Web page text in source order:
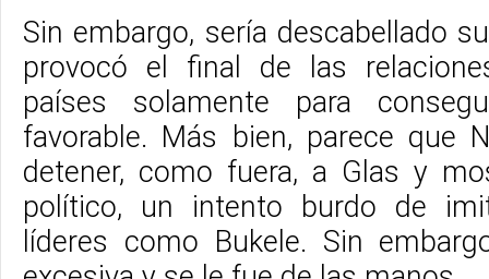
Sin embargo, sería descabellado
provocó el final de las
países solamente para
favorable. Más bien, parece que
detener, como fuera, a Glas y
político, un intento burdo de
líderes como Bukele. Sin